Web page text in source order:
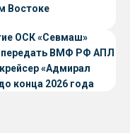
Востоке
ОСК «Севмаш»
передать ВМФ РФ АПЛ
«Адмирал
конца 2026 года